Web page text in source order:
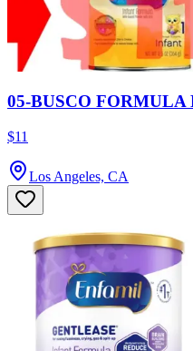
05-BUSCO FORMULA
$11
Los Angeles, CA